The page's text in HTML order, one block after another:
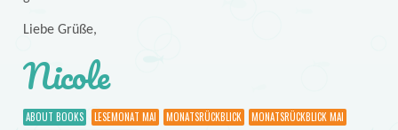
Liebe Grüße,
Nicole
ABOUT BOOKS LESEMONAT MAI MONATSRÜCKBLICK
MONATSRÜCKBLICK MAI